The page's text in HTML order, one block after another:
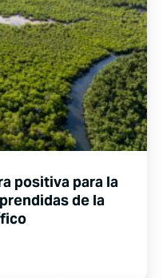
positiva para la
de la